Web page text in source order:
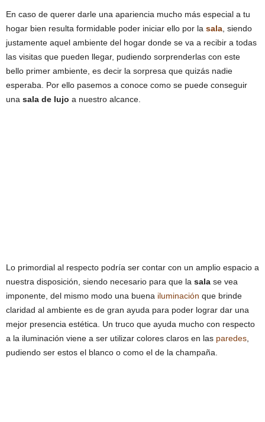
En caso de querer darle una apariencia mucho más especial a tu
hogar bien resulta formidable poder iniciar ello por la sala , siendo
justamente aquel ambiente del hogar donde se va a recibir a todas
las visitas que pueden llegar, pudiendo sorprenderlas con este
bello primer ambiente, es decir la sorpresa que quizás nadie
esperaba. Por ello pasemos a conoce como se puede conseguir
una sala de lujo a nuestro alcance.
Lo primordial al respecto podría ser contar con un amplio espacio a
nuestra disposición, siendo necesario para que la sala se vea
imponente, del mismo modo una buena iluminación que brinde
claridad al ambiente es de gran ayuda para poder lograr dar una
mejor presencia estética. Un truco que ayuda mucho con respecto
a la iluminación viene a ser utilizar colores claros en las paredes
pudiendo ser estos el blanco o como el de la champaña.